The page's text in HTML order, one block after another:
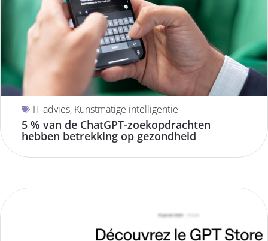
IT-advies, Kunstmatige intelligentie
5 % van de ChatGPT-zoekopdrachten
hebben betrekking op gezondheid